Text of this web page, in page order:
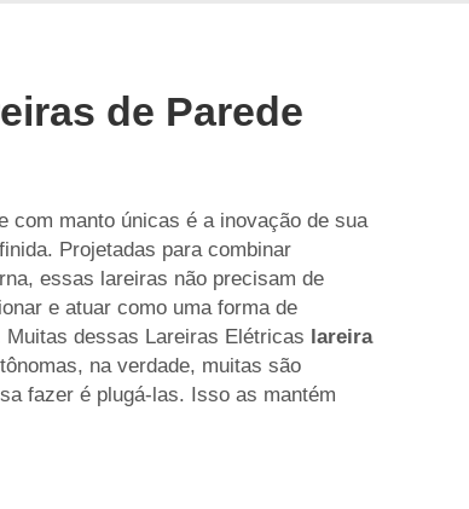
de Parede
com manto únicas é a inovação de sua
Projetadas para combinar
essas lareiras não precisam de
e atuar como uma forma de
dessas Lareiras Elétricas lareira
na verdade, muitas são
fazer é plugá-las. Isso as mantém